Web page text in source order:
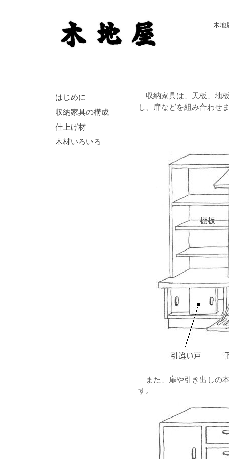
木地
はじめに
収納家具の構成
仕上げ材
木材いろいろ
収納家具は、天板、地
し、扉などを組み合わせ
また、扉や引き出しの
す。